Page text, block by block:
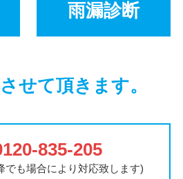
雨漏診断
せて頂きます。
835-205
でも場合により対応致します)